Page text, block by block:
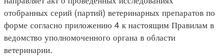
отобранных серий (партий) ветеринарных препаратов по
форме согласно приложению 4 к настоящим Правилам в
ведомство уполномоченного органа в области
ветеринарии.